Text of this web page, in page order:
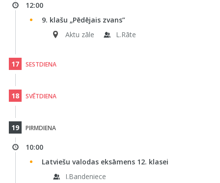
12:00
9. klašu „Pēdējais zvans”
Aktu zāle
L.Rāte
17 SESTDIENA
18 SVĒTDIENA
19 PIRMDIENA
10:00
Latviešu valodas eksāmens 12. klasei
I.Bandeniece